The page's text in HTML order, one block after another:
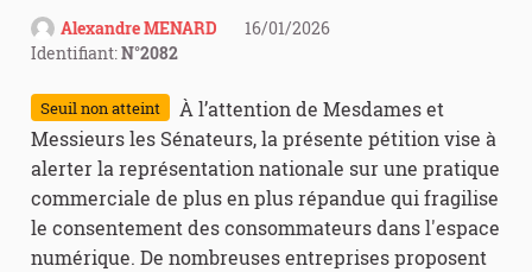
Alexandre MENARD
16/01/2026
Identifiant:N°2082
Seuil non atteint
À l’attention de Mesdames et
Messieurs les Sénateurs, la présente pétition vise à
alerter la représentation nationale sur une pratique
commerciale de plus en plus répandue qui fragilise
le consentement des consommateurs dans l'espace
numérique. De nombreuses entreprises proposent